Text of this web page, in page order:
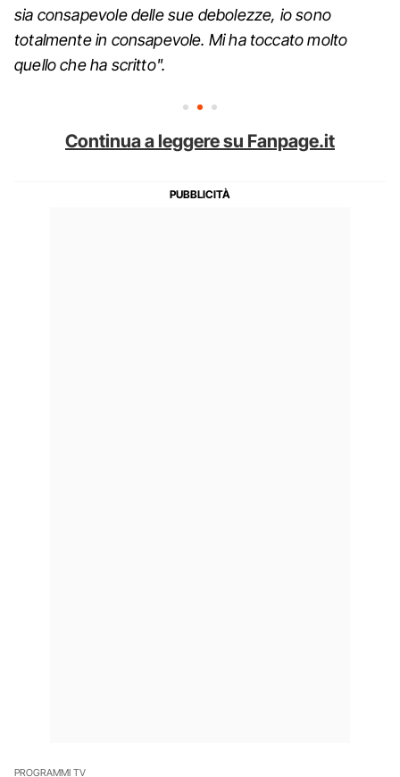
sia consapevole delle sue debolezze, io sono
totalmente in consapevole. Mi ha toccato molto
quello che ha scritto".
Continua a leggere su Fanpage.it
PROGRAMMI TV